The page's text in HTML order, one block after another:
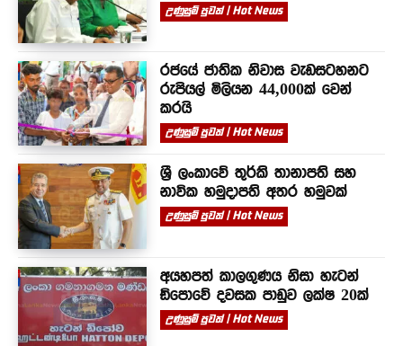
උණුසුම් පුවත් | Hot News
රජයේ ජාතික නිවාස වැඩසටහනට
රුපියල් මිලියන 44,000ක් වෙන්
කරයි
උණුසුම් පුවත් | Hot News
ශ්‍රී ලංකාවේ තුර්කි තානාපති සහ
නාවික හමුදාපති අතර හමුවක්
උණුසුම් පුවත් | Hot News
අයහපත් කාලගුණය නිසා හැටන්
ඩිපොවේ දවසක පාඩුව ලක්ෂ 20ක්
උණුසුම් පුවත් | Hot News